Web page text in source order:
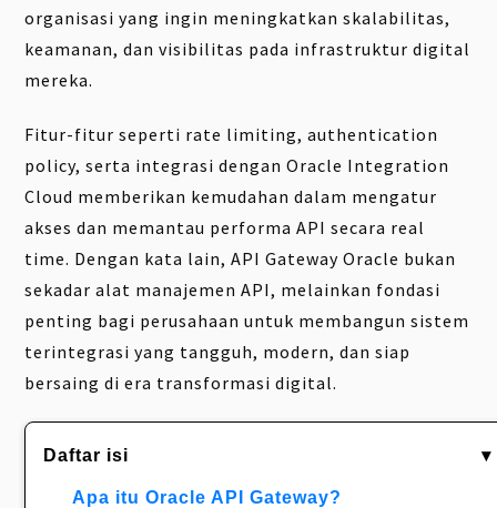
organisasi yang ingin meningkatkan skalabilitas,
keamanan, dan visibilitas pada infrastruktur digital
mereka.
Fitur-fitur seperti rate limiting, authentication
policy, serta integrasi dengan Oracle Integration
Cloud memberikan kemudahan dalam mengatur
akses dan memantau performa API secara real
time. Dengan kata lain, API Gateway Oracle bukan
sekadar alat manajemen API, melainkan fondasi
penting bagi perusahaan untuk membangun sistem
terintegrasi yang tangguh, modern, dan siap
bersaing di era transformasi digital.
Daftar isi ▾
Apa itu Oracle API Gateway?